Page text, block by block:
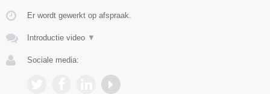
Er wordt gewerkt op afspraak.
Introductie video ▼
Sociale media: